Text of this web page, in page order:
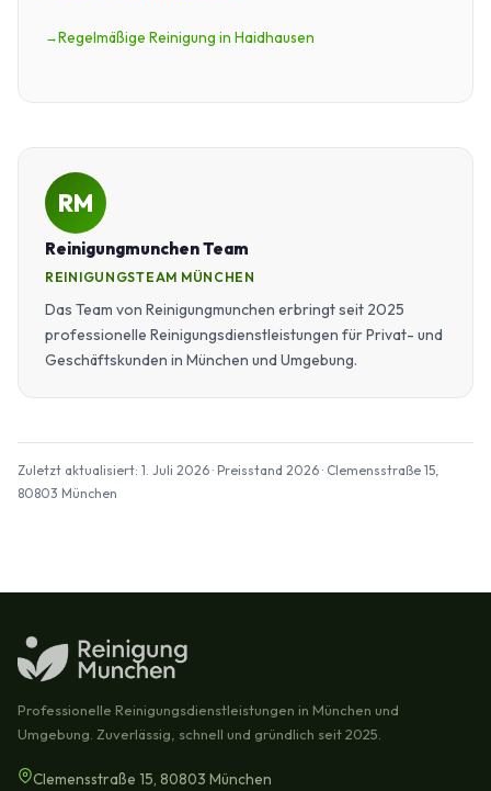
Regelmäßige Reinigung in Haidhausen
RM
Reinigungmunchen Team
REINIGUNGSTEAM MÜNCHEN
Das Team von Reinigungmunchen erbringt seit 2025
professionelle Reinigungsdienstleistungen für Privat- und
Geschäftskunden in München und Umgebung.
Zuletzt aktualisiert: 1. Juli 2026 · Preisstand 2026 · Clemensstraße 15,
80803 München
Professionelle Reinigungsdienstleistungen in München und
Umgebung. Zuverlässig, schnell und gründlich seit 2025.
Clemensstraße 15, 80803 München